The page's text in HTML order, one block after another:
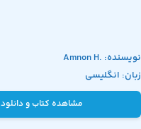
نویسنده: Amnon H.
Eden
زبان: انگلیسی
مشاهده کتاب و دانلود